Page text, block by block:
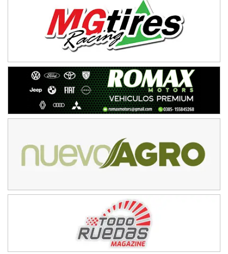
COBERTURA ESPECIAL DE E-KART.COM.AR
IAME SERIES ARGENTINA 6
Ramiro Tot (Asfalto)
KDO - F6
Ciudad de Trenque Lauquen (Asfalto)
Trenque Lauquen (Buenos Aires)
ENTRERRIANO - F6 (POSTERGADA)
VICTORIENSE - F7
El Cerro (Tierra)
PATAGONICO - F6